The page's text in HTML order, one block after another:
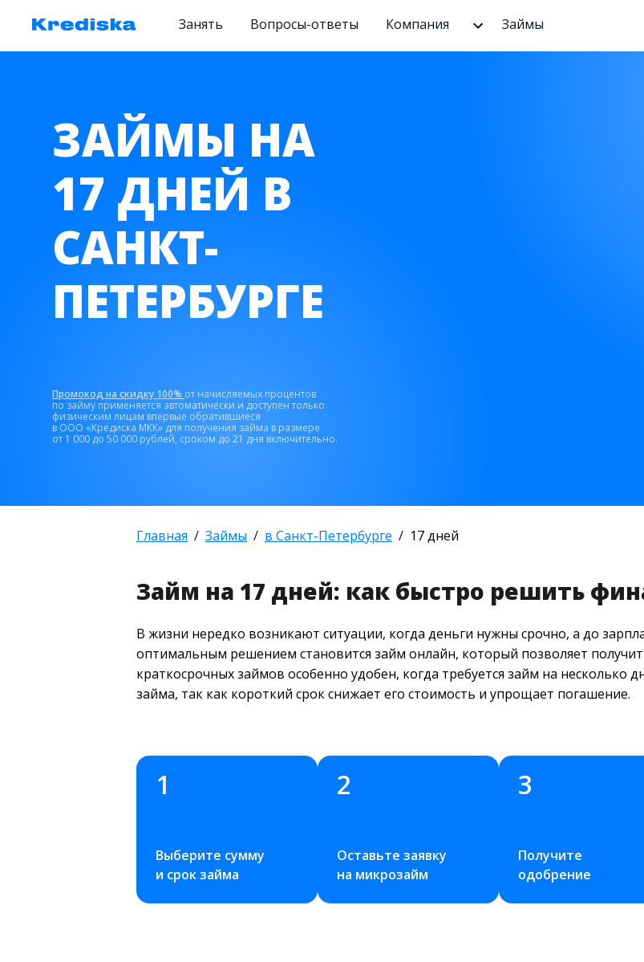
Занять Вопросы-ответы Компания Займы
ЗАЙМЫ НА
17 ДНЕЙ В
САНКТ-
ПЕТЕРБУРГЕ
Промокод на скидку 100% от начисляемых процентов
по займу применяется автоматически и доступен только
физическим лицам впервые обратившиеся
в ООО «Кредиска МКК» для получения займа в размере
от 1 000 до 50 000 рублей, сроком до 21 дня включительно.
Главная Займы в Санкт-Петербурге 17 дней
Займ на 17 дней: как быстро решить
В жизни нередко возникают ситуации, когда деньги нужны срочно, а до
оптимальным решением становится займ онлайн, который позволяет
краткосрочных займов особенно удобен, когда требуется займ на несколько
займа, так как короткий срок снижает его стоимость и упрощает погашение.
1
Выберите сумму
и срок займа
2
Оставьте заявку
на микрозайм
3
Получите
одобрение